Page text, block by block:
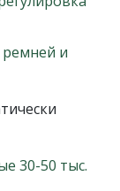
и
30-50 тыс.